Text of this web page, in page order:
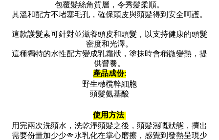
包覆髮絲角質層，令秀髮柔順。
其溫和配方不堵塞毛孔，確保頭皮與頭髮得到安全呵護。
這款護髮素可針對並滋養頭皮和頭髮，以支持健康的頭髮
密度和光澤。
這種獨特的水性配方變成乳霜狀，塗抹時會稍微變熱，提
供營養。
產品成份:
野生橄欖幹細胞
頭髮氨基酸
使用方法
用完兩次洗頭水，洗乾淨頭髮之後，頭髮濕嘅狀態，擠出
需要份量加少少🤏水乳化在掌心磨擦，感覺到發熱呈現少